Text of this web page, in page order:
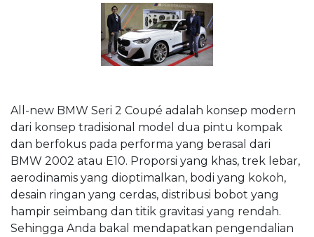
All-new BMW Seri 2 Coupé adalah konsep modern
dari konsep tradisional model dua pintu kompak
dan berfokus pada performa yang berasal dari
BMW 2002 atau E10. Proporsi yang khas, trek lebar,
aerodinamis yang dioptimalkan, bodi yang kokoh,
desain ringan yang cerdas, distribusi bobot yang
hampir seimbang dan titik gravitasi yang rendah.
Sehingga Anda bakal mendapatkan pengendalian